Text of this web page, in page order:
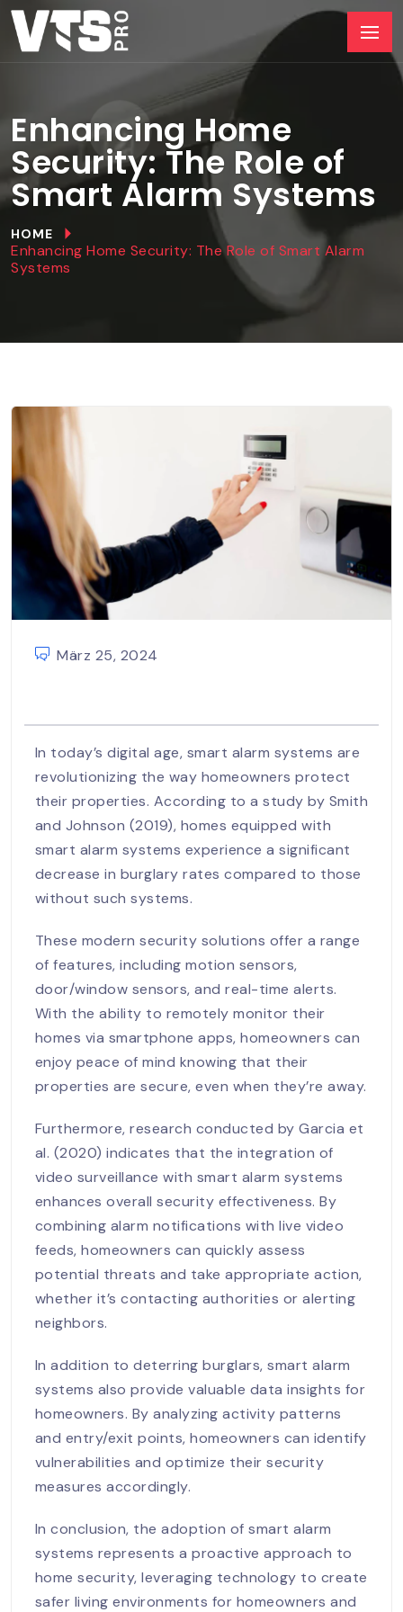
Enhancing Home
Security: The Role of
Smart Alarm Systems
HOME
Enhancing Home Security: The Role of Smart Alarm
Systems
März 25, 2024
In today’s digital age, smart alarm systems are
revolutionizing the way homeowners protect
their properties. According to a study by Smith
and Johnson (2019), homes equipped with
smart alarm systems experience a significant
decrease in burglary rates compared to those
without such systems.
These modern security solutions offer a range
of features, including motion sensors,
door/window sensors, and real-time alerts.
With the ability to remotely monitor their
homes via smartphone apps, homeowners can
enjoy peace of mind knowing that their
properties are secure, even when they’re away.
Furthermore, research conducted by Garcia et
al. (2020) indicates that the integration of
video surveillance with smart alarm systems
enhances overall security effectiveness. By
combining alarm notifications with live video
feeds, homeowners can quickly assess
potential threats and take appropriate action,
whether it’s contacting authorities or alerting
neighbors.
In addition to deterring burglars, smart alarm
systems also provide valuable data insights for
homeowners. By analyzing activity patterns
and entry/exit points, homeowners can identify
vulnerabilities and optimize their security
measures accordingly.
In conclusion, the adoption of smart alarm
systems represents a proactive approach to
home security, leveraging technology to create
safer living environments for homeowners and